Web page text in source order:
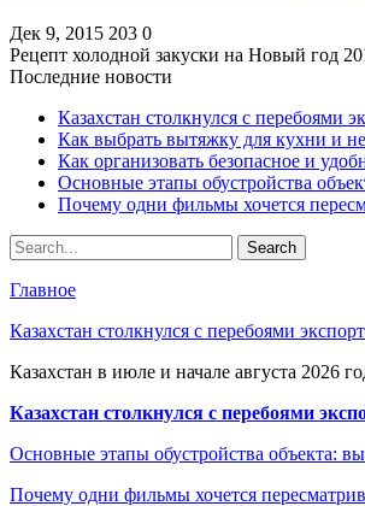
Дек 9, 2015 203 0
Рецепт холодной закуски на Новый год
Последние новости
Казахстан столкнулся с перебоями
Как выбрать вытяжку для кухни и
Как организовать безопасное и
Основные этапы обустройства
Почему одни фильмы хочется
Главное
Казахстан столкнулся с перебоями
Казахстан в июле и начале августа 2026
Казахстан столкнулся с перебоями
Основные этапы обустройства объекта:
Почему одни фильмы хочется